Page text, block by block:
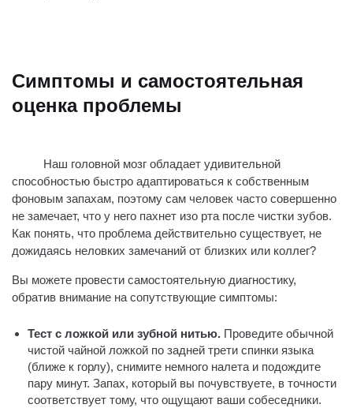
Симптомы и самостоятельная
оценка проблемы
Наш головной мозг обладает удивительной
способностью быстро адаптироваться к собственным
фоновым запахам, поэтому сам человек часто совершенно
не замечает, что у него пахнет изо рта после чистки зубов.
Как понять, что проблема действительно существует, не
дожидаясь неловких замечаний от близких или коллег?
Вы можете провести самостоятельную диагностику,
обратив внимание на сопутствующие симптомы:
Тест с ложкой или зубной нитью. Проведите обычной
чистой чайной ложкой по задней трети спинки языка
(ближе к горлу), снимите немного налета и подождите
пару минут. Запах, который вы почувствуете, в точности
соответствует тому, что ощущают ваши собеседники.